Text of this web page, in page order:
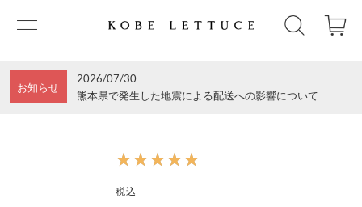
お知らせ
2026/07/30
熊本県で発生した地震による配送への影響について
★★★★★
★★★★★
税込